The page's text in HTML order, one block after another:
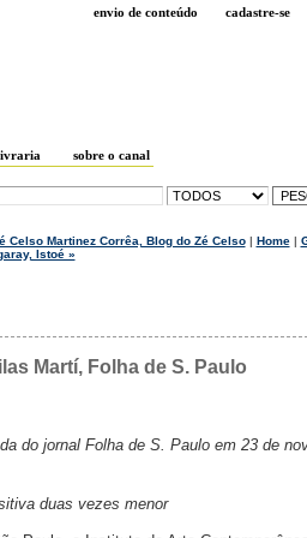
envio de conteúdo cadastre-se
sobre o canal
Celso Martinez Corrêa, Blog do Zé Celso| Home|
Istoé »
Martí, Folha de S. Paulo
do jornal Folha de S. Paulo em 23 de
duas vezes menor